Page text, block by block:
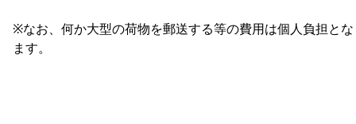
※なお、何か大型の荷物を郵送する等の費用は個人負担と
ます。